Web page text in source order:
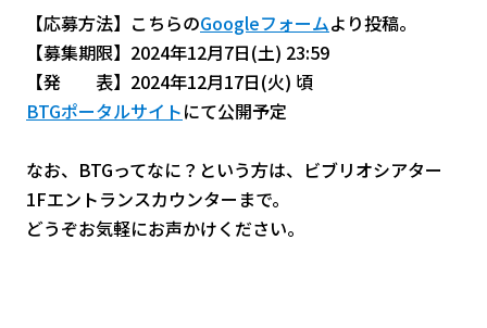
【応募方法】こちらのGoogleフォームより投稿。
【募集期限】2024年12月7日(土) 23:59
【発 表】2024年12月17日(火) 頃
BTGポータルサイトにて公開予定
なお、BTGってなに？という方は、ビブリオシアター
1Fエントランスカウンターまで。
どうぞお気軽にお声かけください。